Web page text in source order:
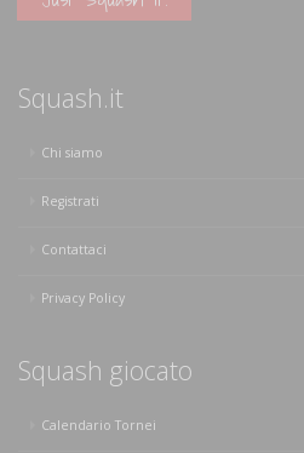
Squash.it
Chi siamo
Registrati
Contattaci
Privacy Policy
Squash giocato
Calendario Tornei